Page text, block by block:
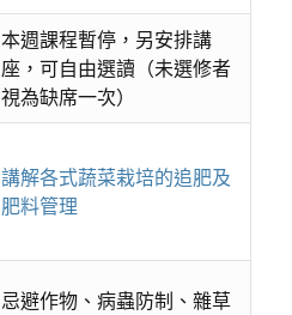
本週課程暫停，另安排講
座，可自由選讀（未選修者
視為缺席一次）
講解各式蔬菜栽培的追肥及
肥料管理
忌避作物、病蟲防制、雜草